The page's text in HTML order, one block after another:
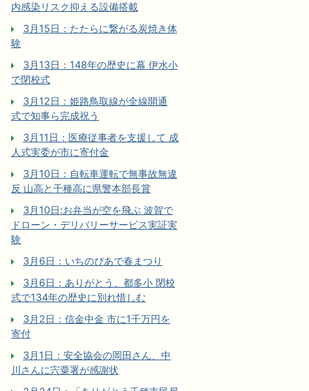
内感染リスク抑える設備搭載
3月15日：たたらに繋がる炭焼き体
験
3月13日：148年の歴史に幕 伊水小
で閉校式
3月12日：姫路鳥取線が全線開通
式で知事ら完成祝う
3月11日：医療従事者を支援して 成
人式実委が市に寄付金
3月10日：自転車運転で無事故無違
反 山高と千種高に県警本部長賞
3月10日:お弁当が空を飛ぶ 波賀で
ドローン・デリバリーサービス実証実
験
3月6日：いちのぴあで春まつり
3月6日：ありがとう、都多小 閉校
式で134年の歴史に別れ惜しむ
3月2日：信金中金 市に1千万円を
寄付
3月1日：安全協会の岡田さん、中
川さんに宍粟署が感謝状